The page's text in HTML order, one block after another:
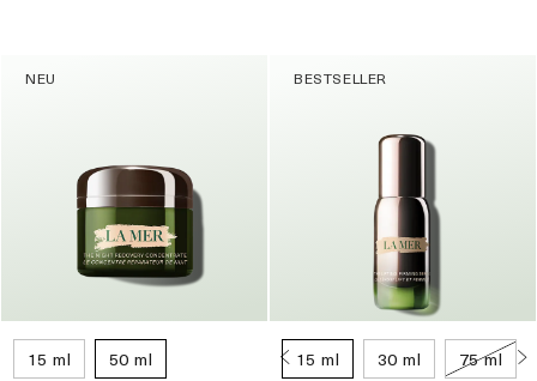
NEU
15 ml 50 ml
BESTSELLER
15 ml 30 ml 75 ml